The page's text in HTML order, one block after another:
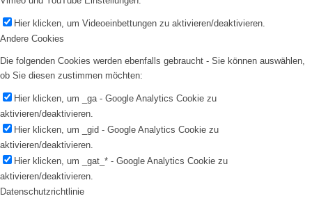
Hier klicken, um Videoeinbettungen zu aktivieren/deaktivieren.
Andere Cookies
Die folgenden Cookies werden ebenfalls gebraucht - Sie können auswählen,
ob Sie diesen zustimmen möchten:
Hier klicken, um _ga - Google Analytics Cookie zu
aktivieren/deaktivieren.
Hier klicken, um _gid - Google Analytics Cookie zu
aktivieren/deaktivieren.
Hier klicken, um _gat_* - Google Analytics Cookie zu
aktivieren/deaktivieren.
Datenschutzrichtlinie